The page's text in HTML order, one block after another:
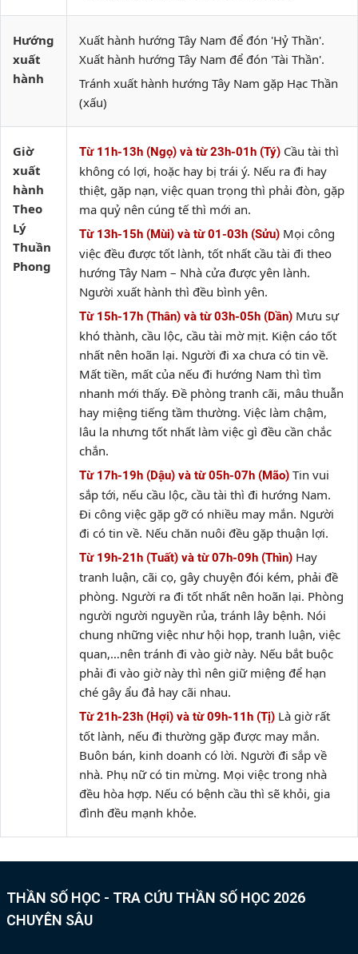
Hướng
xuất
hành
Xuất hành hướng Tây Nam để đón 'Hỷ Thần'.
Xuất hành hướng Tây Nam để đón 'Tài Thần'.
Tránh xuất hành hướng Tây Nam gặp Hạc Thần
(xấu)
Giờ
xuất
hành
Theo
Lý
Thuần
Phong
Từ 11h-13h (Ngọ) và từ 23h-01h (Tý) Cầu tài thì
không có lợi, hoặc hay bị trái ý. Nếu ra đi hay
thiệt, gặp nạn, việc quan trọng thì phải đòn, gặp
ma quỷ nên cúng tế thì mới an.
Từ 13h-15h (Mùi) và từ 01-03h (Sửu) Mọi công
việc đều được tốt lành, tốt nhất cầu tài đi theo
hướng Tây Nam – Nhà cửa được yên lành.
Người xuất hành thì đều bình yên.
Từ 15h-17h (Thân) và từ 03h-05h (Dần) Mưu sự
khó thành, cầu lộc, cầu tài mờ mịt. Kiện cáo tốt
nhất nên hoãn lại. Người đi xa chưa có tin về.
Mất tiền, mất của nếu đi hướng Nam thì tìm
nhanh mới thấy. Đề phòng tranh cãi, mâu thuẫn
hay miệng tiếng tầm thường. Việc làm chậm,
lâu la nhưng tốt nhất làm việc gì đều cần chắc
chắn.
Từ 17h-19h (Dậu) và từ 05h-07h (Mão) Tin vui
sắp tới, nếu cầu lộc, cầu tài thì đi hướng Nam.
Đi công việc gặp gỡ có nhiều may mắn. Người
đi có tin về. Nếu chăn nuôi đều gặp thuận lợi.
Từ 19h-21h (Tuất) và từ 07h-09h (Thìn) Hay
tranh luận, cãi cọ, gây chuyện đói kém, phải đề
phòng. Người ra đi tốt nhất nên hoãn lại. Phòng
người người nguyền rủa, tránh lây bệnh. Nói
chung những việc như hội họp, tranh luận, việc
quan,…nên tránh đi vào giờ này. Nếu bắt buộc
phải đi vào giờ này thì nên giữ miệng để hạn
ché gây ẩu đả hay cãi nhau.
Từ 21h-23h (Hợi) và từ 09h-11h (Tị) Là giờ rất
tốt lành, nếu đi thường gặp được may mắn.
Buôn bán, kinh doanh có lời. Người đi sắp về
nhà. Phụ nữ có tin mừng. Mọi việc trong nhà
đều hòa hợp. Nếu có bệnh cầu thì sẽ khỏi, gia
đình đều mạnh khỏe.
THẦN SỐ HỌC - TRA CỨU THẦN SỐ HỌC 2026
CHUYÊN SÂU